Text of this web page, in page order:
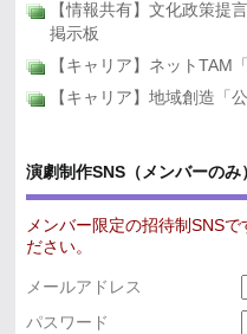
【情報共有】文化政策提
掲示板
【キャリア】ネットTAM
【キャリア】地域創造「
演劇制作SNS（メンバーのみ
メンバー限定の招待制SNSで
ださい。
メールアドレス
パスワード